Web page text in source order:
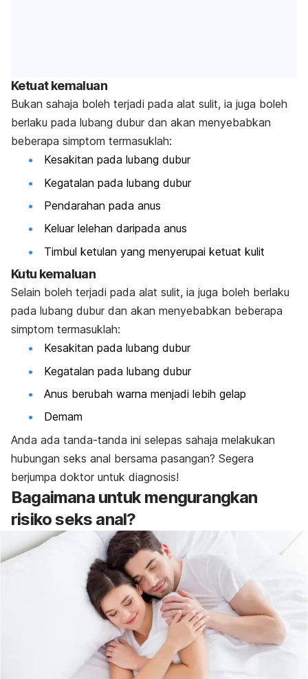
Ketuat kemaluan
Bukan sahaja boleh terjadi pada alat sulit, ia juga boleh
berlaku pada lubang dubur dan akan menyebabkan
beberapa simptom termasuklah:
Kesakitan pada lubang dubur
Kegatalan pada lubang dubur
Pendarahan pada anus
Keluar lelehan daripada anus
Timbul ketulan yang menyerupai ketuat kulit
Kutu kemaluan
Selain boleh terjadi pada alat sulit, ia juga boleh berlaku
pada lubang dubur dan akan menyebabkan beberapa
simptom termasuklah:
Kesakitan pada lubang dubur
Kegatalan pada lubang dubur
Anus berubah warna menjadi lebih gelap
Demam
Anda ada tanda-tanda ini selepas sahaja melakukan
hubungan seks anal bersama pasangan? Segera
berjumpa doktor untuk diagnosis!
Bagaimana untuk mengurangkan
risiko seks anal?